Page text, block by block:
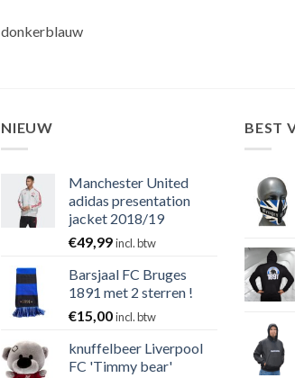
donkerblauw
NIEUW
Manchester United
adidas presentation
jacket 2018/19
€49,99incl. btw
Barsjaal FC Bruges
1891 met 2 sterren !
€15,00incl. btw
knuffelbeer Liverpool
FC 'Timmy bear'
BEST